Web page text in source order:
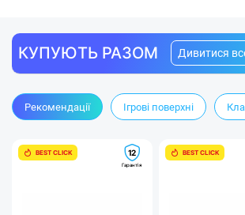
КУПУЮТЬ РАЗОМ Дивитися
Рекомендації Ігрові поверхні
BEST CLICK 12
Гарантія
BEST CLICK